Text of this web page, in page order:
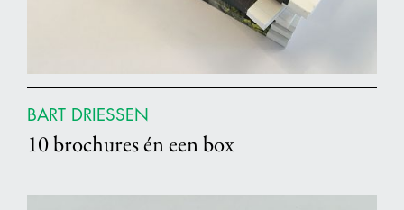
BART DRIESSEN
10 brochures én een box